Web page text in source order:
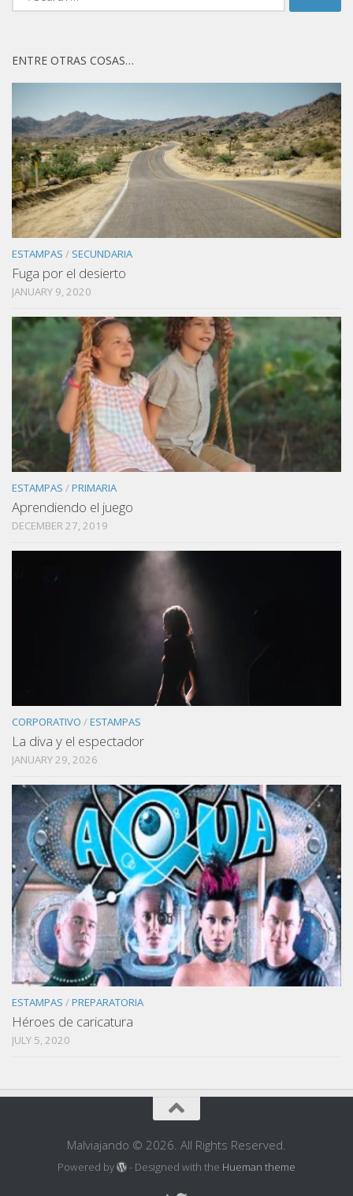
for:
ENTRE OTRAS COSAS…
ESTAMPAS / SECUNDARIA
Fuga por el desierto
JANUARY 9, 2020
ESTAMPAS /PRIMARIA
Aprendiendo el juego
DECEMBER 27, 2019
CORPORATIVO /ESTAMPAS
La diva y el espectador
JANUARY 29, 2026
ESTAMPAS /PREPARATORIA
Héroes de caricatura
JULY 5, 2020
Malviajando © 2026. All Rights Reserved.
Powered by - Designed with the Hueman theme